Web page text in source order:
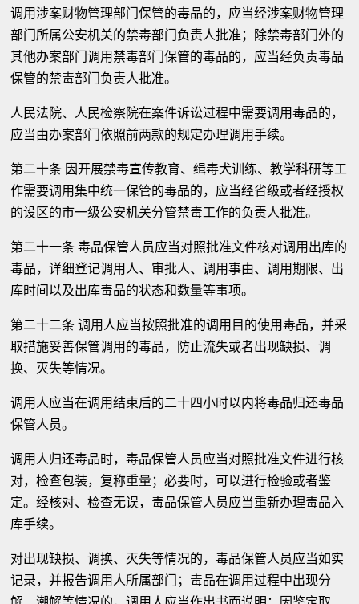
调用涉案财物管理部门保管的毒品的，应当经涉案财物管理
部门所属公安机关的禁毒部门负责人批准；除禁毒部门外的
其他办案部门调用禁毒部门保管的毒品的，应当经负责毒品
保管的禁毒部门负责人批准。
人民法院、人民检察院在案件诉讼过程中需要调用毒品的，
应当由办案部门依照前两款的规定办理调用手续。
第二十条 因开展禁毒宣传教育、缉毒犬训练、教学科研等工
作需要调用集中统一保管的毒品的，应当经省级或者经授权
的设区的市一级公安机关分管禁毒工作的负责人批准。
第二十一条 毒品保管人员应当对照批准文件核对调用出库的
毒品，详细登记调用人、审批人、调用事由、调用期限、出
库时间以及出库毒品的状态和数量等事项。
第二十二条 调用人应当按照批准的调用目的使用毒品，并采
取措施妥善保管调用的毒品，防止流失或者出现缺损、调
换、灭失等情况。
调用人应当在调用结束后的二十四小时以内将毒品归还毒品
保管人员。
调用人归还毒品时，毒品保管人员应当对照批准文件进行核
对，检查包装，复称重量；必要时，可以进行检验或者鉴
定。经核对、检查无误，毒品保管人员应当重新办理毒品入
库手续。
对出现缺损、调换、灭失等情况的，毒品保管人员应当如实
记录，并报告调用人所属部门；毒品在调用过程中出现分